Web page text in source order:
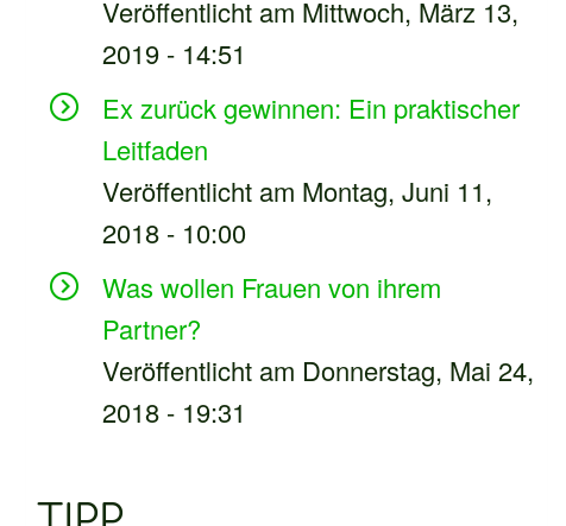
Veröffentlicht am Mittwoch, März 13,
2019 - 14:51
Ex zurück gewinnen: Ein praktischer
Leitfaden
Veröffentlicht am Montag, Juni 11,
2018 - 10:00
Was wollen Frauen von ihrem
Partner?
Veröffentlicht am Donnerstag, Mai 24,
2018 - 19:31